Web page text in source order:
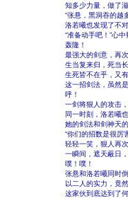
知多少力量，做了
“张悬，黑洞吞的
洛若曦也发现了不
“准备动手吧！”心
轰隆！
最强大的剑意，再
生当复来归，死当
生死皆不在乎，又
这一招剑法，虽然
呼！
一剑将狠人的攻击
同一时刻，洛若曦
她的剑法和剑神天
“你们的招数是很
轻轻一笑，狠人再
一瞬间，遮天蔽日
噗！噗！
张悬和洛若曦同时
以二人的实力，竟
这家伙到底达到了